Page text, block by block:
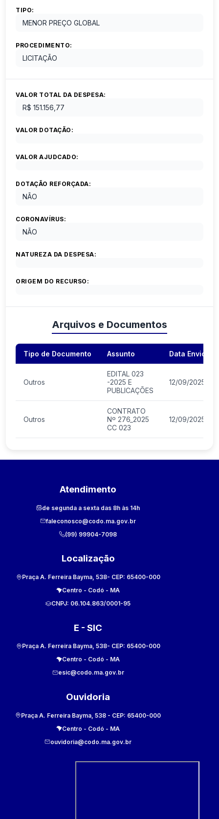
TIPO:
MENOR PREÇO GLOBAL
PROCEDIMENTO:
LICITAÇÃO
VALOR TOTAL DA DESPESA:
R$ 151.156,77
VALOR DOTAÇÃO:
VALOR AJUDCADO:
DOTAÇÃO REFORÇADA:
NÃO
CORONAVÍRUS:
NÃO
NATUREZA DA DESPESA:
ORIGEM DO RECURSO:
Arquivos e Documentos
Tipo de Documento Assunto Data Envio
Outros
EDITAL 023
-2025 E
PUBLICAÇÕES
12/09/2025
Outros
CONTRATO
Nº 276_2025
CC 023
12/09/2025
Atendimento
de segunda a sexta das 8h às 14h
faleconosco@codo.ma.gov.br
(99) 99904-7098
Localização
Praça A. Ferreira Bayma, 538- CEP: 65400-000
Centro - Codó - MA
CNPJ: 06.104.863/0001-95
E - SIC
Praça A. Ferreira Bayma, 538- CEP: 65400-000
Centro - Codó - MA
esic@codo.ma.gov.br
Ouvidoria
Praça A. Ferreira Bayma, 538 - CEP: 65400-000
Centro - Codó - MA
ouvidoria@codo.ma.gov.br